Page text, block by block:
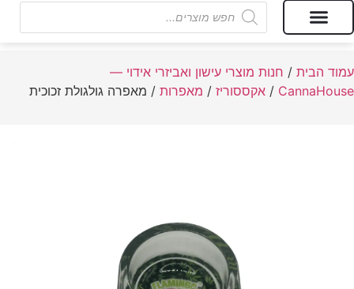
עמוד הבית / חנות מוצרי עישון ואביזרי אידוי —
CannaHouse
/ אקססוריז / מאפרות / מאפרה גולגולת זכוכית